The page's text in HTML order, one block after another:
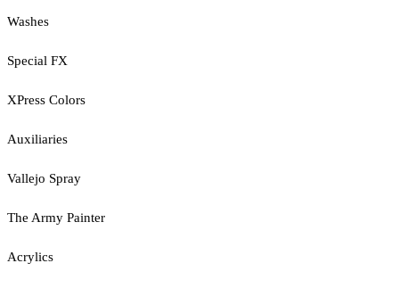
Washes
Special FX
XPress Colors
Auxiliaries
Vallejo Spray
The Army Painter
Acrylics